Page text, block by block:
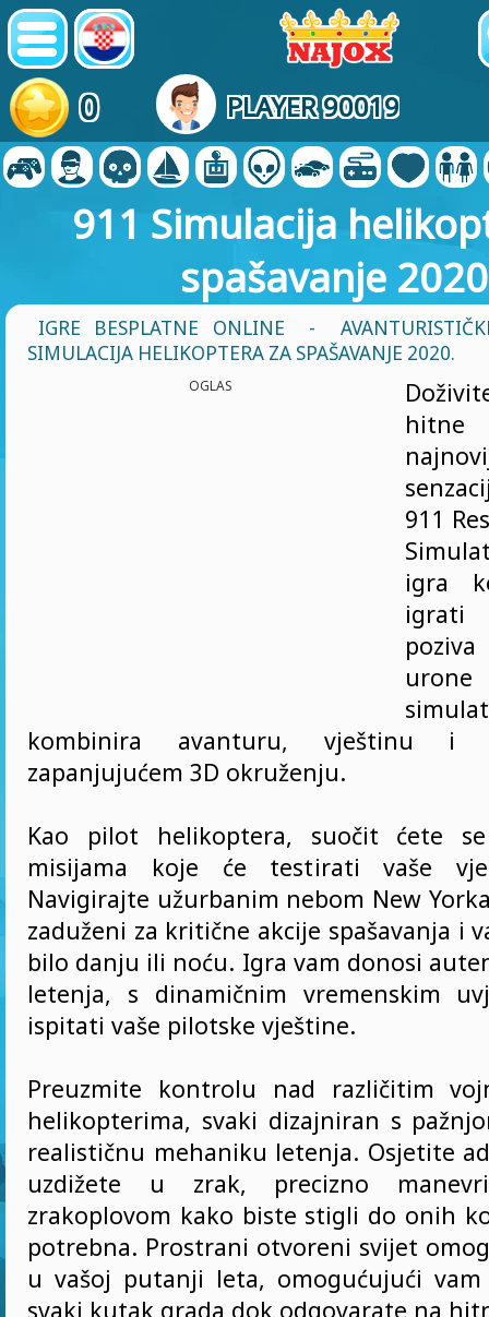
0 PLAYER 90019
911 Simulacija
spašavanje
IGRE BESPLATNE ONLINE -
SIMULACIJA HELIKOPTERA ZA SPAŠAVANJE 2020.
OGLAS
911
igra
kombinira avanturu, vještinu i
zapanjujućem 3D okruženju.
Kao pilot helikoptera, suočit ćete
misijama koje će testirati vaše
Navigirajte užurbanim nebom New
zaduženi za kritične akcije spašavanja i
bilo danju ili noću. Igra vam donosi
letenja, s dinamičnim vremenskim
ispitati vaše pilotske vještine.
Preuzmite kontrolu nad različitim
helikopterima, svaki dizajniran s
realističnu mehaniku letenja. Osjetite
uzdižete u zrak, precizno
zrakoplovom kako biste stigli do onih
potrebna. Prostrani otvoreni svijet
u vašoj putanji leta, omogućujući
svaki kutak grada dok odgovarate na